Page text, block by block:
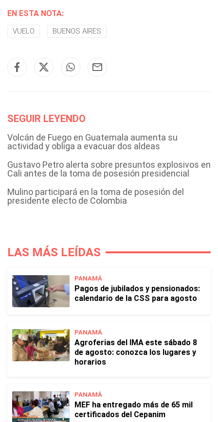
EN ESTA NOTA:
VUELO BUENOS AIRES
SEGUIR LEYENDO
Volcán de Fuego en Guatemala aumenta su
actividad y obliga a evacuar dos aldeas
Gustavo Petro alerta sobre presuntos explosivos en
Cali antes de la toma de posesión presidencial
Mulino participará en la toma de posesión del
presidente electo de Colombia
LAS MÁS LEÍDAS
PANAMÁ
Pagos de jubilados y pensionados:
calendario de la CSS para agosto
PANAMÁ
Agroferias del IMA este sábado 8
de agosto: conozca los lugares y
horarios
PANAMÁ
MEF ha entregado más de 65 mil
certificados del Cepanim